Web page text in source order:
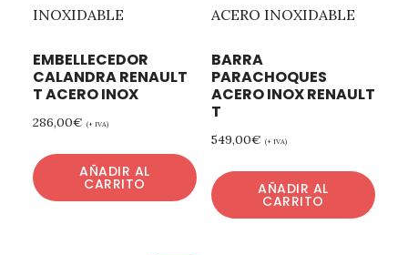
EMBELLECEDOR
CALANDRA RENAULT
T ACERO INOX
286,00€ (+ IVA)
AÑADIR AL
CARRITO
BARRA
PARACHOQUES
ACERO INOX RENAULT
T
549,00€ (+ IVA)
AÑADIR AL
CARRITO